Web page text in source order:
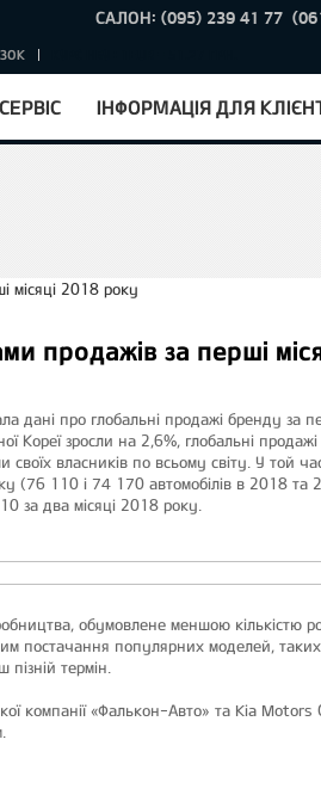
СЕРВІС ІНФОРМАЦІЯ ДЛЯ
САЛОН: (095) 239 41 77
продажів за перші
дані про глобальні продажі бренду за
Кореї зросли на 2,6%, глобальні
власників по всьому світу. У той
(76 110 і 74 170 автомобілів в 2018 та
за два місяці 2018 року.
обумовлене меншою кількістю
постачання популярних моделей,
термін.
компанії «Фалькон-Авто» та Kia Motors